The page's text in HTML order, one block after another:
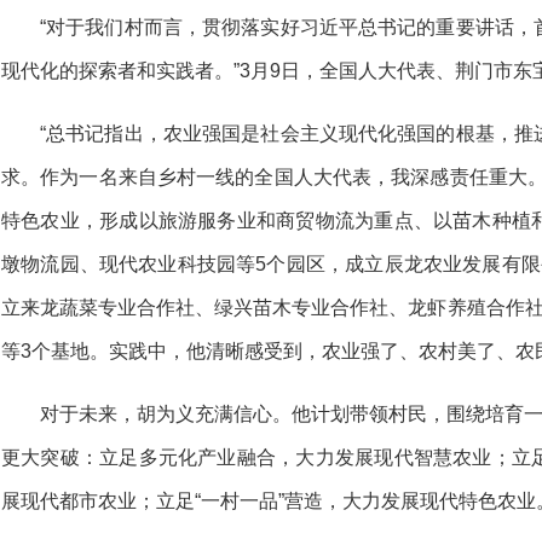
“对于我们村而言，贯彻落实好习近平总书记的重要讲话
现代化的探索者和实践者。”3月9日，全国人大代表、荆门市
“总书记指出，农业强国是社会主义现代化强国的根基，
求。作为一名来自乡村一线的全国人大代表，我深感责任重大
特色农业，形成以旅游服务业和商贸物流为重点、以苗木种
墩物流园、现代农业科技园等5个园区，成立辰龙农业发展有
立来龙蔬菜专业合作社、绿兴苗木专业合作社、龙虾养殖合作
等3个基地。实践中，他清晰感受到，农业强了、农村美了、农
对于未来，胡为义充满信心。他计划带领村民，围绕培育
更大突破：立足多元化产业融合，大力发展现代智慧农业；
展现代都市农业；立足“一村一品”营造，大力发展现代特色农业